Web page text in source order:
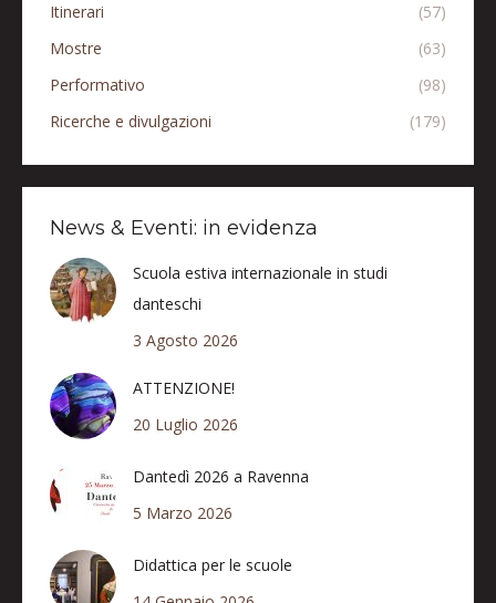
Itinerari
(57)
Mostre
(63)
Performativo
(98)
Ricerche e divulgazioni
(179)
News & Eventi: in evidenza
Scuola estiva internazionale in studi
danteschi
3 Agosto 2026
ATTENZIONE!
20 Luglio 2026
Dantedì 2026 a Ravenna
5 Marzo 2026
Didattica per le scuole